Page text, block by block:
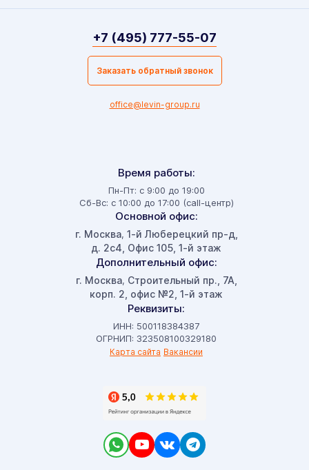
Время работы:
Пн-Пт: с 9:00 до 19:00
Сб-Вс: с 10:00 до 17:00 (call-центр)
Основной офис:
г. Москва, 1-й Люберецкий пр-д,
д. 2с4, Офис 105, 1-й этаж
Дополнительный офис:
г. Москва, Строительный пр., 7А,
корп. 2, офис №2, 1-й этаж
Реквизиты:
ИНН: 500118384387
ОГРНИП: 323508100329180
Карта сайта Вакансии
+7 (495) 777-55-07
Заказать обратный звонок
office@levin-group.ru